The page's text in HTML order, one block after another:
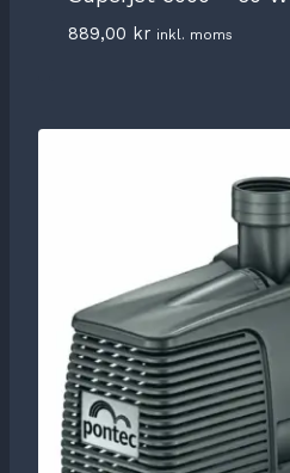
889,00 kr inkl. moms